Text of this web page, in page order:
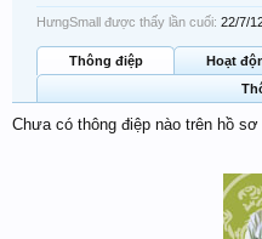
HưngSmall được thấy lần cuối: 22/7/
Thông điệp Hoạt
Chưa có thông điệp nào trên hồ sơ